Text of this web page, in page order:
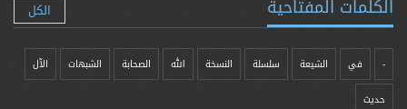
الكلمات المفتاحية الكل
- في الشيعة سلسلة النسخة الله الصحابة الشبهات الآل
حدیث